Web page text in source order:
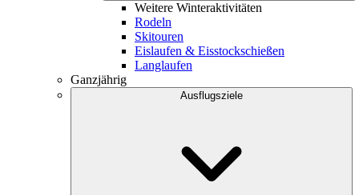
Weitere Winteraktivitäten
Rodeln
Skitouren
Eislaufen & Eisstockschießen
Langlaufen
Ganzjährig
Ausflugsziele